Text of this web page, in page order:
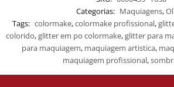
Categorias: Maquiagens,
Tags: colormake,colormake profissional,
colorido,glitter em po colormake,glitter para
para maquiagem, maquiagem artistica,
maquiagem profissional,